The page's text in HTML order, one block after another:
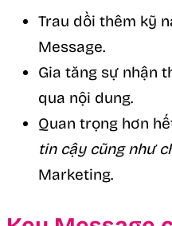
Trau dồi thêm kỹ
Message.
Gia tăng sự nhận
qua nội dung.
Quan trọng hơn
tin cậy cũng như
Marketing.